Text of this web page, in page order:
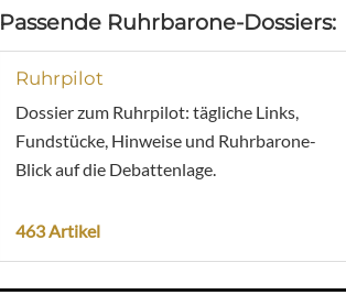
Passende Ruhrbarone-Dossiers:
Ruhrpilot
Dossier zum Ruhrpilot: tägliche Links,
Fundstücke, Hinweise und Ruhrbarone-
Blick auf die Debattenlage.
463 Artikel